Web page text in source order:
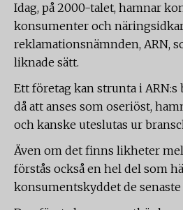
Idag, på 2000-talet, hamnar
konsumenter och
reklamationsnämnden, ARN,
liknade sätt.
Ett företag kan strunta i
då att anses som oseriöst,
och kanske uteslutas ur
Även om det finns likheter
förstås också en hel del som
konsumentskyddet de senaste